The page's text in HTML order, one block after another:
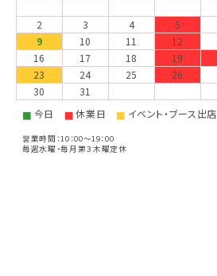
2
3 4 5
9
10 11 12
16
17 18 19
23
24 25 26
30
31
■ 今日 ■休業日 ■ イベント・ブース出店
営業時間：10：00～19：00
毎週水曜・毎月第３木曜定休